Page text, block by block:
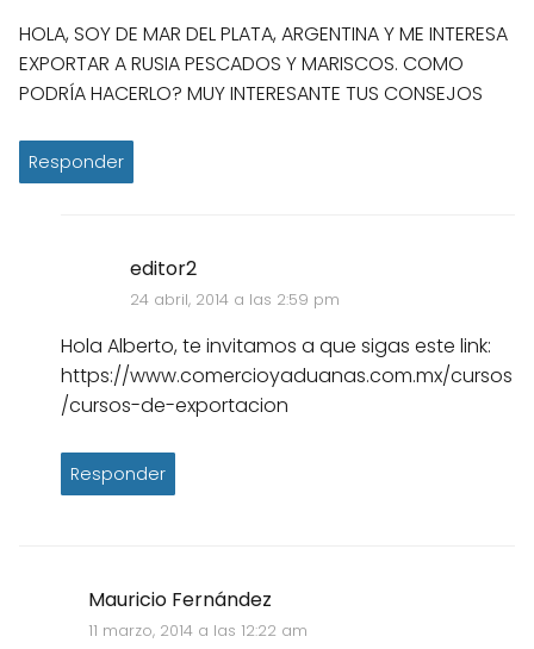
HOLA, SOY DE MAR DEL PLATA, ARGENTINA Y ME INTERESA
EXPORTAR A RUSIA PESCADOS Y MARISCOS. COMO
PODRÍA HACERLO? MUY INTERESANTE TUS CONSEJOS
Responder
editor2
24 abril, 2014 a las 2:59 pm
Hola Alberto, te invitamos a que sigas este link:
https://www.comercioyaduanas.com.mx/cursos
/cursos-de-exportacion
Responder
Mauricio Fernández
11 marzo, 2014 a las 12:22 am